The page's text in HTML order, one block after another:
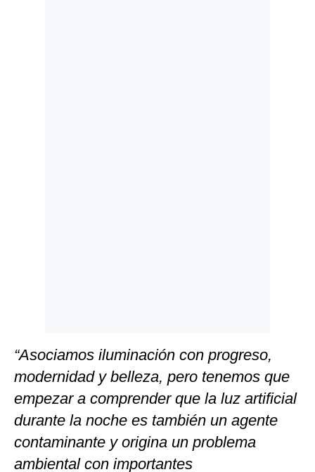
“Asociamos iluminación con progreso,
modernidad y belleza, pero tenemos que
empezar a comprender que la luz artificial
durante la noche es también un agente
contaminante y origina un problema
ambiental con importantes